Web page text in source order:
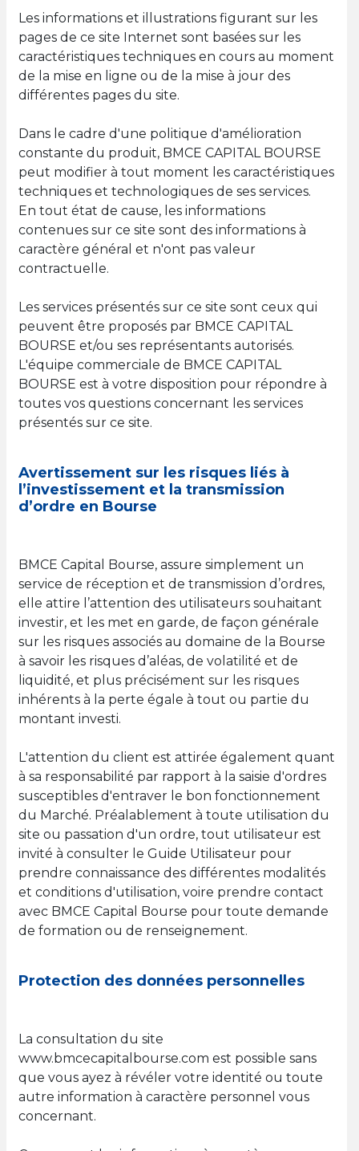
Les informations et illustrations figurant sur les
pages de ce site Internet sont basées sur les
caractéristiques techniques en cours au moment
de la mise en ligne ou de la mise à jour des
différentes pages du site.
Dans le cadre d'une politique d'amélioration
constante du produit, BMCE CAPITAL BOURSE
peut modifier à tout moment les caractéristiques
techniques et technologiques de ses services.
En tout état de cause, les informations
contenues sur ce site sont des informations à
caractère général et n'ont pas valeur
contractuelle.
Les services présentés sur ce site sont ceux qui
peuvent être proposés par BMCE CAPITAL
BOURSE et/ou ses représentants autorisés.
L'équipe commerciale de BMCE CAPITAL
BOURSE est à votre disposition pour répondre à
toutes vos questions concernant les services
présentés sur ce site.
Avertissement sur les risques liés à
l’investissement et la transmission
d’ordre en Bourse
BMCE Capital Bourse, assure simplement un
service de réception et de transmission d’ordres,
elle attire l’attention des utilisateurs souhaitant
investir, et les met en garde, de façon générale
sur les risques associés au domaine de la Bourse
à savoir les risques d’aléas, de volatilité et de
liquidité, et plus précisément sur les risques
inhérents à la perte égale à tout ou partie du
montant investi.
L'attention du client est attirée également quant
à sa responsabilité par rapport à la saisie d'ordres
susceptibles d'entraver le bon fonctionnement
du Marché. Préalablement à toute utilisation du
site ou passation d'un ordre, tout utilisateur est
invité à consulter le Guide Utilisateur pour
prendre connaissance des différentes modalités
et conditions d'utilisation, voire prendre contact
avec BMCE Capital Bourse pour toute demande
de formation ou de renseignement.
Protection des données personnelles
La consultation du site
www.bmcecapitalbourse.com est possible sans
que vous ayez à révéler votre identité ou toute
autre information à caractère personnel vous
concernant.